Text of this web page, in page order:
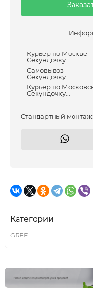
Курьер по Москве
Секундочку...
Самовывоз
Секундочку...
Курьер по
Секундочку...
Cтандартный монтаж:
Категории
GREE